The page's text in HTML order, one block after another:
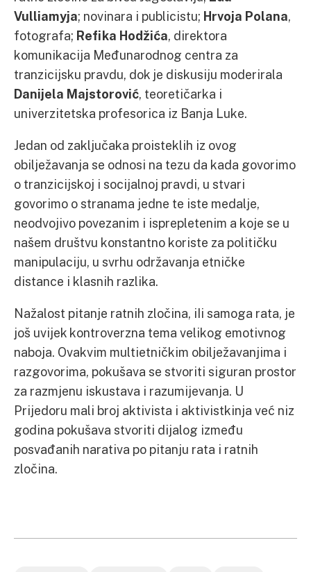
Vulliamyja; novinara i publicistu; Hrvoja Polana,
fotografa; Refika Hodžića, direktora
komunikacija Međunarodnog centra za
tranzicijsku pravdu, dok je diskusiju moderirala
Danijela Majstorović, teoretičarka i
univerzitetska profesorica iz Banja Luke.
Jedan od zaključaka proisteklih iz ovog
obilježavanja se odnosi na tezu da kada govorimo
o tranzicijskoj i socijalnoj pravdi, u stvari
govorimo o stranama jedne te iste medalje,
neodvojivo povezanim i isprepletenim a koje se u
našem društvu konstantno koriste za političku
manipulaciju, u svrhu održavanja etničke
distance i klasnih razlika.
Nažalost pitanje ratnih zločina, iIi samoga rata, je
još uvijek kontroverzna tema velikog emotivnog
naboja. Ovakvim multietničkim obilježavanjima i
razgovorima, pokušava se stvoriti siguran prostor
za razmjenu iskustava i razumijevanja. U
Prijedoru mali broj aktivista i aktivistkinja već niz
godina pokušava stvoriti dijalog između
posvađanih narativa po pitanju rata i ratnih
zločina.